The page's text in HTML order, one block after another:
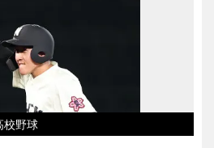
野球